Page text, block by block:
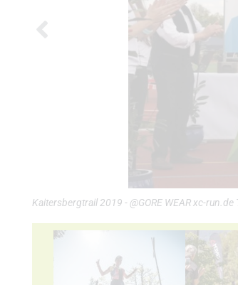
Kaitersbergtrail 2019 - @GORE WEAR xc-